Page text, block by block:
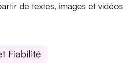
de textes, images et vidéos
Fiabilité